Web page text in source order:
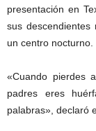
presentación en
sus
un centro nocturno.
«Cuando pierdes
padres eres
palabras», declaró